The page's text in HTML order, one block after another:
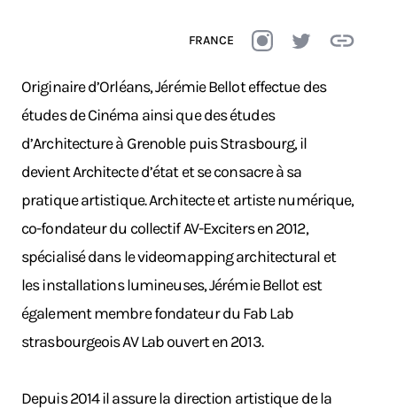
FRANCE
Originaire d’Orléans, Jérémie Bellot effectue des
études de Cinéma ainsi que des études
d’Architecture à Grenoble puis Strasbourg, il
devient Architecte d’état et se consacre à sa
pratique artistique. Architecte et artiste numérique,
co-fondateur du collectif AV-Exciters en 2012,
spécialisé dans le videomapping architectural et
les installations lumineuses, Jérémie Bellot est
également membre fondateur du Fab Lab
strasbourgeois AV Lab ouvert en 2013.
Depuis 2014 il assure la direction artistique de la